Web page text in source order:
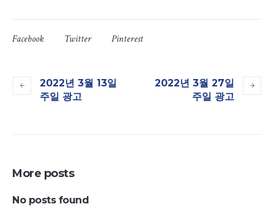
Facebook Twitter Pinterest
2022년 3월 13일
주일 광고
2022년 3월 27일
주일 광고
More posts
No posts found